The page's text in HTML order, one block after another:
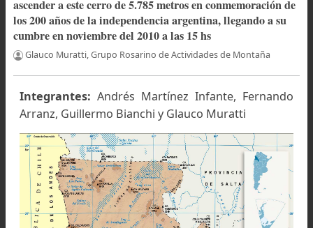
El Grupo Rosarino de Actividades de Montaña, eligió
ascender a este cerro de 5.785 metros en
los 200 años de la independencia argentina, llegando a
cumbre en noviembre del 2010 a las 15 hs
Integrantes:Andrés Martínez Infante,
Arranz, Guillermo Bianchi y Glauco Muratti